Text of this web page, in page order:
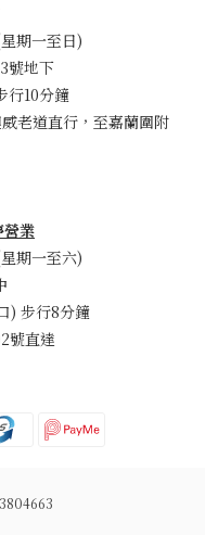
期一至日)
號地下
行10分鐘
老道直行，至嘉蘭圍附
營業
期一至六)
) 步行8分鐘
號直達